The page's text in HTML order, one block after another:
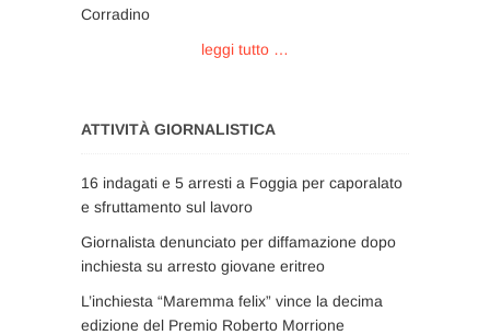
Corradino
leggi tutto …
ATTIVITÀ GIORNALISTICA
16 indagati e 5 arresti a Foggia per caporalato
e sfruttamento sul lavoro
Giornalista denunciato per diffamazione dopo
inchiesta su arresto giovane eritreo
L’inchiesta “Maremma felix” vince la decima
edizione del Premio Roberto Morrione